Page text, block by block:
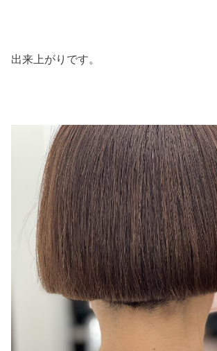
出来上がりです。